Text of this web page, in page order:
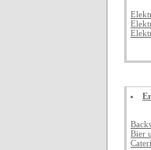
Bier